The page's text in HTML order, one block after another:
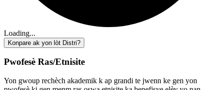
Loading...
Konpare ak yon lòt Distri?
Pwofesè Ras/Etnisite
Yon gwoup rechèch akademik k ap grandi te jwenn ke gen yon